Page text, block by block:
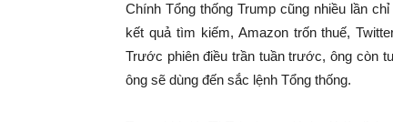
Chính Tổng thống Trump cũng nhiều lần
kết quả tìm kiếm, Amazon trốn thuế,
Trước phiên điều trần tuần trước, ông còn
ông sẽ dùng đến sắc lệnh Tổng thống.